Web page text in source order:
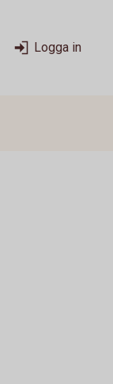
Logga in